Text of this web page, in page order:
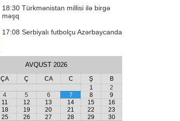
18:30 Türkmənistan millisi ilə birgə
məşq
17:08 Serbiyalı futbolçu Azərbaycanda
AVQUST 2026
ÇA Ç CA C Ş
B
1
2
4 5 6 7 8
9
11 12 13 14 15
16
18 19 20 21 22
23
25 26 27 28 29
30